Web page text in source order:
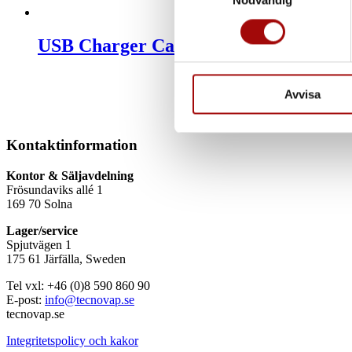
eller dra tillbaka ditt
sociala medier och
till de sociala medier och
med annan information som
Avvisa
USB Charger Cable
Kontaktinformation
Kontor & Säljavdelning
Frösundaviks allé 1
169 70 Solna
Lager/service
Spjutvägen 1
175 61 Järfälla, Sweden
Tel vxl: +46 (0)8 590 860 90
E-post: info@tecnovap.se
tecnovap.se
Integritetspolicy och kakor